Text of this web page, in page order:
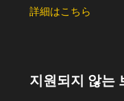
詳細はこちら
지원되지 않는